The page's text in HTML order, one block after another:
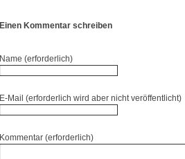
Einen Kommentar schreiben
Name (erforderlich)
E-Mail (erforderlich wird aber nicht veröffentlicht)
Kommentar (erforderlich)